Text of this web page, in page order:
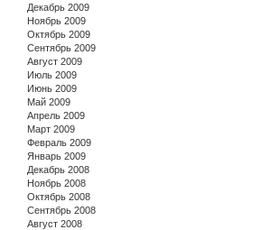
Декабрь 2009
Ноябрь 2009
Октябрь 2009
Сентябрь 2009
Август 2009
Июль 2009
Июнь 2009
Май 2009
Апрель 2009
Март 2009
Февраль 2009
Январь 2009
Декабрь 2008
Ноябрь 2008
Октябрь 2008
Сентябрь 2008
Август 2008